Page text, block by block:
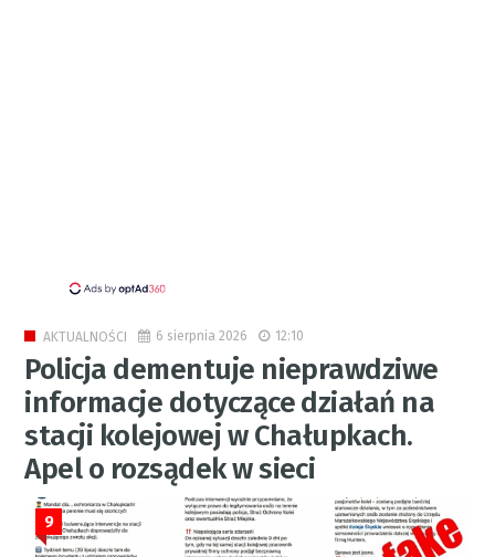
AKTUALNOŚCI 6 sierpnia 2026 12:10
Policja dementuje nieprawdziwe
informacje dotyczące działań na
stacji kolejowej w Chałupkach.
Apel o rozsądek w sieci
9